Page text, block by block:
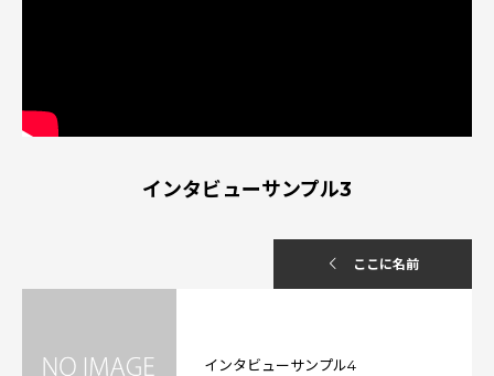
インタビューサンプル3
ここに名前
インタビューサンプル4